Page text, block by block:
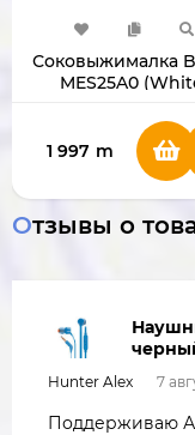
Соковыжималка
MES25A0
1 997 m
Отзывы о
Hunter Alex 7
Поддерживаю